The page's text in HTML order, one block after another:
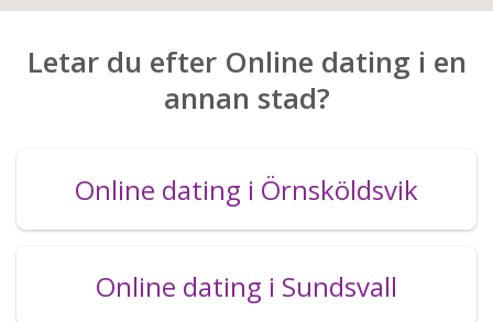
Letar du efter Online dating i en
annan stad?
Online dating i Örnsköldsvik
Online dating i Sundsvall